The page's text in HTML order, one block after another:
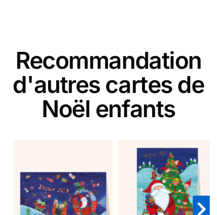
Recommandation
d'autres cartes de
Noël enfants